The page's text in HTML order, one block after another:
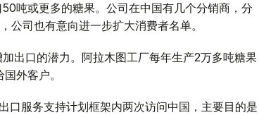
吨或更多的糖果。公司在中国有几个分销商，分
公司也有意向进一步扩大消费者名单。
出口的潜力。阿拉木图工厂每年生产2万多吨糖果
外客户。
口服务支持计划框架内两次访问中国，主要目的是